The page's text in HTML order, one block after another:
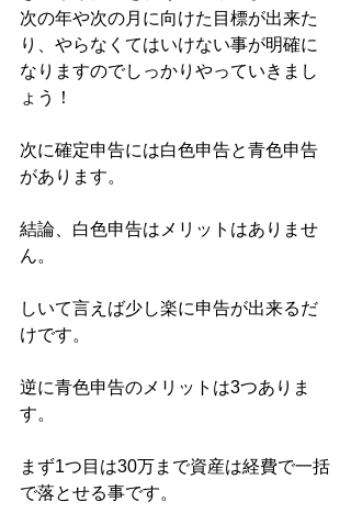
次の年や次の月に向けた目標が出来た
り、やらなくてはいけない事が明確に
なりますのでしっかりやっていきまし
ょう！
次に確定申告には白色申告と青色申告
があります。
結論、白色申告はメリットはありませ
ん。
しいて言えば少し楽に申告が出来るだ
けです。
逆に青色申告のメリットは3つありま
す。
まず1つ目は30万まで資産は経費で一括
で落とせる事です。